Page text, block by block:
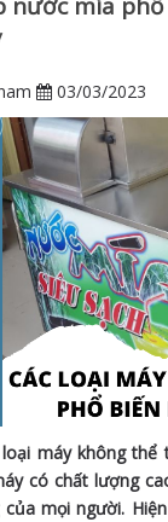
03/03/2023
máy không thể
có chất lượng
mọi người.